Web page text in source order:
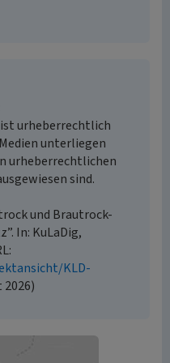
urheberrechtlich
unterliegen
urheberrechtlichen
sind.
und Brautrock-
In: KuLaDig,
KLD-
2026)